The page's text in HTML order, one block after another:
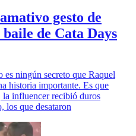
gesto de
de Cata Days
es ningún secreto que Raquel
historia importante. Es que
la influencer recibió duros
los que desataron